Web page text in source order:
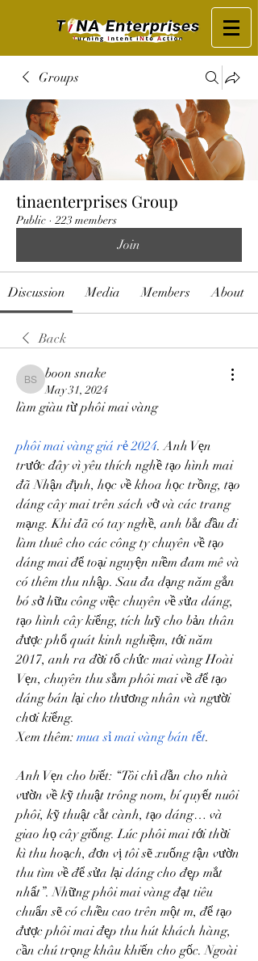
Groups
tinaenterprises Group
Public · 223 members
Join
Discussion Media Members About
Back
boon snake
boon snake
May 31, 2024
làm giàu từ phôi mai vàng
phôi mai vàng giá rẻ 2024. Anh Vẹn
trước đây vì yêu thích nghề tạo hình mai
đã Nhận định, học về khoa học trồng, tạo
dáng cây mai trên sách vở và các trang
mạng. Khi đã có tay nghề, anh bắt đầu đi
làm thuê cho các công ty chuyên về tạo
dáng mai để toại nguyện niềm đam mê và
có thêm thu nhập. Sau đa dạng năm gắn
bó sở hữu công việc chuyên về sửa dáng,
tạo hình cây kiểng, tích luỹ cho bản thân
được phổ quát kinh nghiệm, tới năm
2017, anh ra đời tổ chức mai vàng Hoài
Vẹn, chuyên thu sắm phôi mai về để tạo
dáng bán lại cho thương nhân và người
chơi kiểng.
Xem thêm: mua sỉ mai vàng bán tết.
Anh Vẹn cho biết: “Tôi chỉ dẫn cho nhà
vườn về kỹ thuật trông nom, bí quyết nuôi
phôi, kỹ thuật cắt cành, tạo dáng… và
giao họ cây giống. Lúc phôi mai tới thời
kì thu hoạch, đơn vị tôi sẽ xuống tận vườn
thu tìm về để sửa lại dáng cho đẹp mắt
nhất”. Những phôi mai vàng đạt tiêu
chuẩn sẽ có chiều cao trên một m, để tạo
được phôi mai đẹp thu hút khách hàng,
cần chú trọng khâu khiến cho gốc. Ngoài